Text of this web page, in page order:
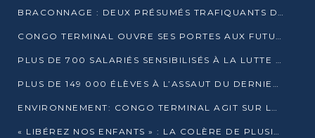
BRACONNAGE : DEUX PRÉSUMÉS TRAFIQUANTS D’HIPPOPOTAME ÉCROUÉS À BRAZZAVILLE
CONGO TERMINAL OUVRE SES PORTES AUX FUTURS INGÉNIEURS DE L’UCAC-ICAM
PLUS DE 700 SALARIÉS SENSIBILISÉS À LA LUTTE CONTRE LA TUBERCULOSE À CONGO TERMINAL
PLUS DE 149 000 ÉLÈVES À L’ASSAUT DU DERNIER CEPE
ENVIRONNEMENT: CONGO TERMINAL AGIT SUR LE TERRAIN ET FORME LES PLUS JEUNES
« LIBÉREZ NOS ENFANTS » : LA COLÈRE DE PLUSIEURS MÈRES À BRAZZAVILLE CONTRE LA DGSP